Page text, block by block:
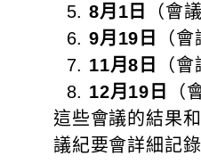
8月1日
（會
9月19日
（
11月8日
（
12月19日
（
這些會議的結果
議紀要會詳細記